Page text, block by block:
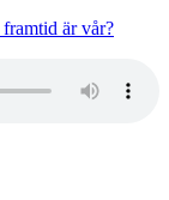
är vår?